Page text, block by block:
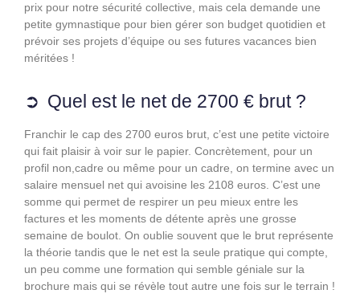
prix pour notre sécurité collective, mais cela demande une
petite gymnastique pour bien gérer son budget quotidien et
prévoir ses projets d’équipe ou ses futures vacances bien
méritées !
Quel est le net de 2700 € brut ?
Franchir le cap des 2700 euros brut, c’est une petite victoire
qui fait plaisir à voir sur le papier. Concrètement, pour un
profil non,cadre ou même pour un cadre, on termine avec un
salaire mensuel net qui avoisine les 2108 euros. C’est une
somme qui permet de respirer un peu mieux entre les
factures et les moments de détente après une grosse
semaine de boulot. On oublie souvent que le brut représente
la théorie tandis que le net est la seule pratique qui compte,
un peu comme une formation qui semble géniale sur la
brochure mais qui se révèle tout autre une fois sur le terrain !